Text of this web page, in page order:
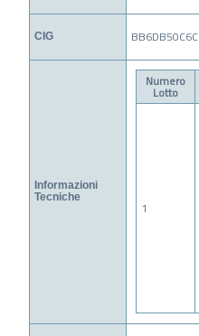
CIG BB6DB50C6C
Informazioni
Tecniche
Numero
Lotto
1